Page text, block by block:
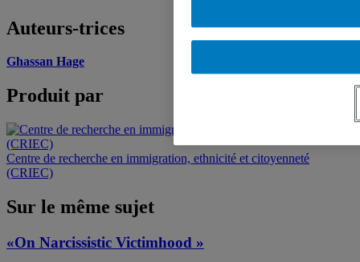
Auteurs-trices
Ghassan Hage
Produit par
Centre de recherche en immigration, ethnicité et citoyenneté
(CRIEC)
Sur le même sujet
«On Narcissistic Victimhood »